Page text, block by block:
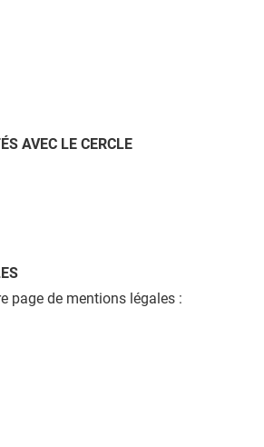
AVEC LE CERCLE
page de mentions légales :